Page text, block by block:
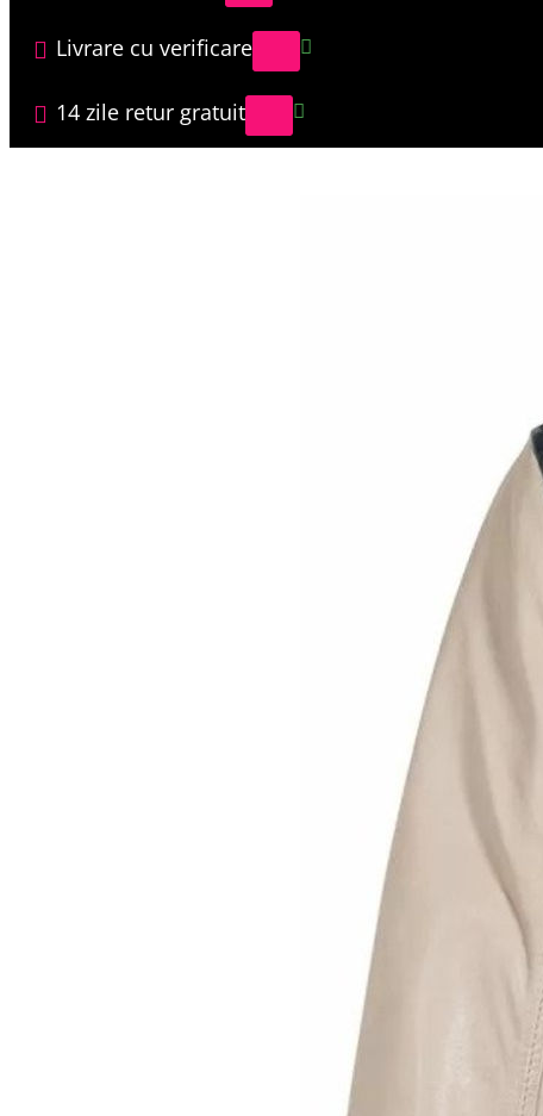
Livrare cu verificare
14 zile retur gratuit